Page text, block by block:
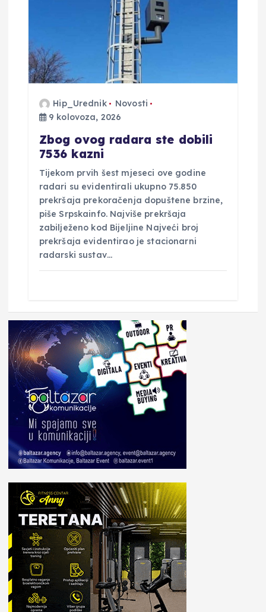
Hip_Urednik
Novosti
9 kolovoza, 2026
Zbog ovog radara ste dobili
7536 kazni
Tijekom prvih šest mjeseci ove godine
radari su evidentirali ukupno 75.850
prekršaja prekoračenja dopuštene brzine,
piše Srpskainfo. Najviše prekršaja
zabilježeno kod Bijeljine Najveći broj
prekršaja evidentirao je stacionarni
radarski sustav…